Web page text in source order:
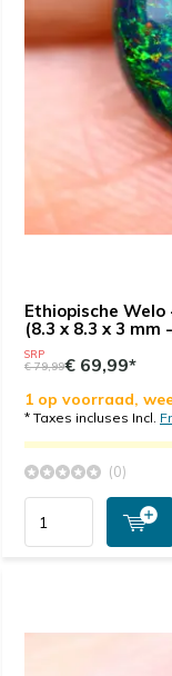
Ethiopische
(8.3 x 8.3 x 3
SRP
€ 79,99€ 69,99*
1 op voorraad,
* Taxes incluses Incl.
(0)